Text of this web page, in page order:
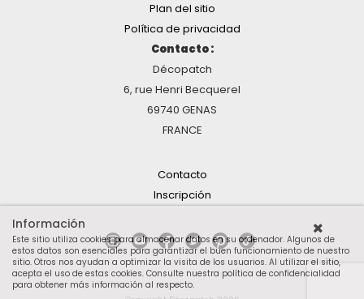
Plan del sitio
Política de privacidad
Contacto :
Décopatch
6, rue Henri Becquerel
69740 GENAS
FRANCE
Contacto
Inscripción
Información
Este sitio utiliza cookies para almacenar datos en su ordenador. Algunos de
estos datos son esenciales para garantizar el buen funcionamiento de nuestro
sitio. Otros nos ayudan a optimizar la visita de los usuarios. Al utilizar el sitio,
acepta el uso de estas cookies. Consulte nuestra política de confidencialidad
para obtener más información al respecto.